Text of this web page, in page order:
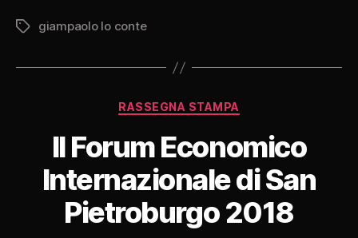
Tag giampaolo lo conte
Categorie
RASSEGNA STAMPA
Il Forum Economico
Internazionale di San
Pietroburgo 2018